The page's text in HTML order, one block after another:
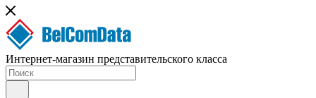
Интернет-магазин представительского класса